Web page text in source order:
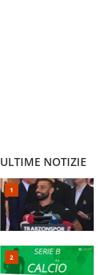
ULTIME NOTIZIE